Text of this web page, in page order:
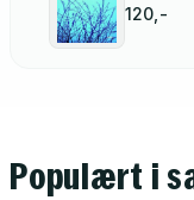
120,-
Populært i